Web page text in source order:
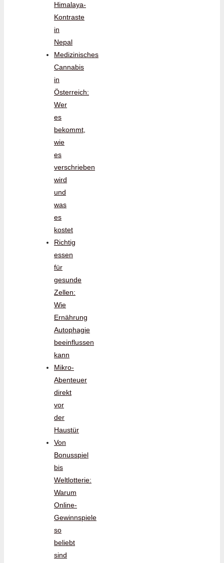
Himalaya-
Kontraste
in
Nepal
Medizinisches
Cannabis
in
Österreich:
Wer
es
bekommt,
wie
es
verschrieben
wird
und
was
es
kostet
Richtig
essen
für
gesunde
Zellen:
Wie
Ernährung
Autophagie
beeinflussen
kann
Mikro-
Abenteuer
direkt
vor
der
Haustür
Von
Bonusspiel
bis
Weltlotterie:
Warum
Online-
Gewinnspiele
so
beliebt
sind